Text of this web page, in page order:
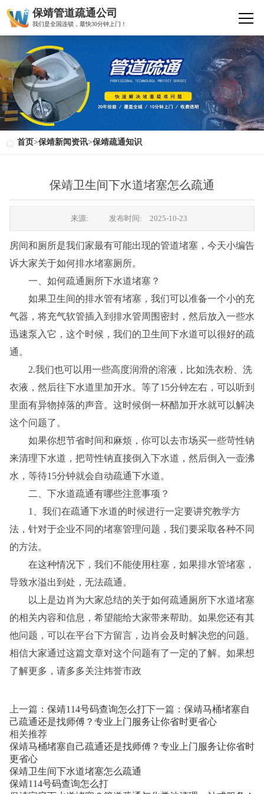
保靖管道疏通公司
我们是全国连锁，最快30分钟上门！
首页>保靖新闻资讯>保靖疏通知识
保靖卫生间下水道堵塞怎么疏通
来源: 发布时间: 2025-10-23
房间和厕所是我们家最有可能出现的管道堵塞，今天小编告
诉大家关于如何排水堵塞厕所。
一、如何疏通厕所下水道堵塞？
如果卫生间的排水管有堵塞，我们可以准备一个小的充
气器，将充气软管插入到排水管周围密封，然后放入一些水
迅速泵入它，这个时候，我们的卫生间下水道可以很好的疏
通。
2.我们也可以用一些高度润滑的溶液，比如洗衣粉、洗
衣液，然后往下水道里加开水。等了15分钟左右，可以听到
里面有异物掉落的声音。这时候倒一杯醋加开水就可以解决
这个问题了。
如果你想节省时间和麻烦，你可以去市场买一些苛性钠
来清理下水道，把苛性钠直接倒入下水道，然后倒入一壶沸
水，等待15分钟就会自动疏通下水道。
二、下水道疏通有哪些注意事项？
1、我们在疏通下水道的时候进行一定要讲究教学方
法，针对于企业不同的堵塞管理问题，我们要采取各种不同
的方法。
在这种情况下，我们不能使用柱塞，如果排水管堵塞，
导致水溢出到处，无法疏通。
以上是边肖为大家总结的关于如何疏通厕所下水道堵塞
的相关内容和信息，希望能给大家带来帮助。如果您还有其
他问题，可以在平台下方留言，边肖会及时解决您的问题。
相信大家通过这篇文章对这个问题有了一定的了解。如果想
了解更多，请多多关注炜誉市政
上一篇： 保靖114号码查询怎么打下一篇： 保靖马桶堵塞自
己疏通还是找师傅？专业上门服务让你省时更省心
相关推荐
保靖马桶堵塞自己疏通还是找师傅？专业上门服务让你省时
更省心
保靖卫生间下水道堵塞怎么疏通
保靖114号码查询怎么打